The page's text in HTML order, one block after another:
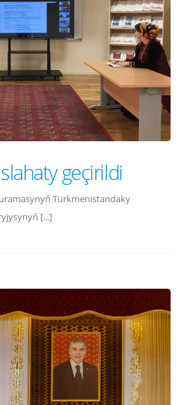
geçirildi
Türkmenistandaky
[...]